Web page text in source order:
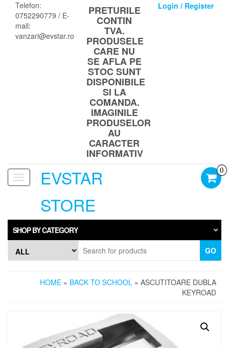
content
Telefon:
0752290779 / E-
mail:
vanzari@evstar.ro
PRETURILE
CONTIN
TVA.
PRODUSELE
CARE NU
SE AFLA PE
STOC SUNT
DISPONIBILE
SI LA
COMANDA.
IMAGINILE
PRODUSELOR
AU
CARACTER
INFORMATIV
Login / Register
Toggle
navigationEVSTAR
STORE
0
SHOP BY CATEGORY
GO
HOME » BACK TO SCHOOL » ASCUTITOARE DUBLA
KEYROAD